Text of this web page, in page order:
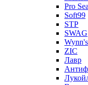
Pro
Soft99
STP
SWAG
Wynn's
ZIC
Лавр